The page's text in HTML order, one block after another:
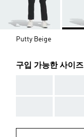
Putty Beige
구입 가능한 사이즈